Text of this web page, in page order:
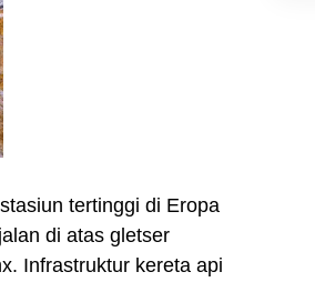
tertinggi di Eropa
di atas gletser
Infrastruktur kereta api